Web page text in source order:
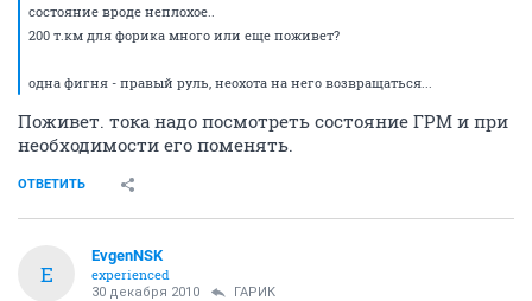
состояние вроде неплохое..
200 т.км для форика много или еще поживет?
одна фигня - правый руль, неохота на него возвращаться...
Поживет. тока надо посмотреть состояние ГРМ и при
необходимости его поменять.
ОТВЕТИТЬ
E
EvgenNSK
experienced
30 декабря 2010 ГАРИК